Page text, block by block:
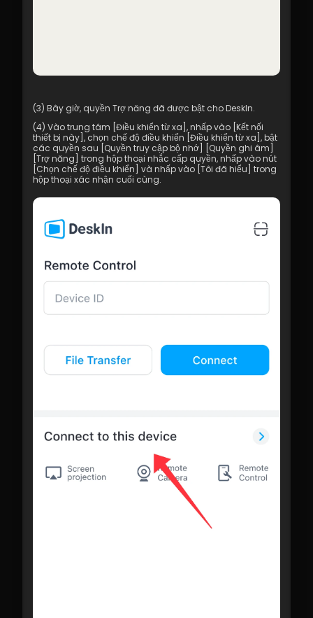
(3) Bây giờ, quyền Trợ năng đã được bật cho DeskIn.
(4) Vào trung tâm [Điều khiển từ xa], nhấp vào [Kết nối
thiết bị này], chọn chế độ điều khiển [Điều khiển từ xa], bật
các quyền sau [Quyền truy cập bộ nhớ] [Quyền ghi âm]
[Trợ năng] trong hộp thoại nhắc cấp quyền, nhấp vào nút
[Chọn chế độ điều khiển] và nhấp vào [Tôi đã hiểu] trong
hộp thoại xác nhận cuối cùng.